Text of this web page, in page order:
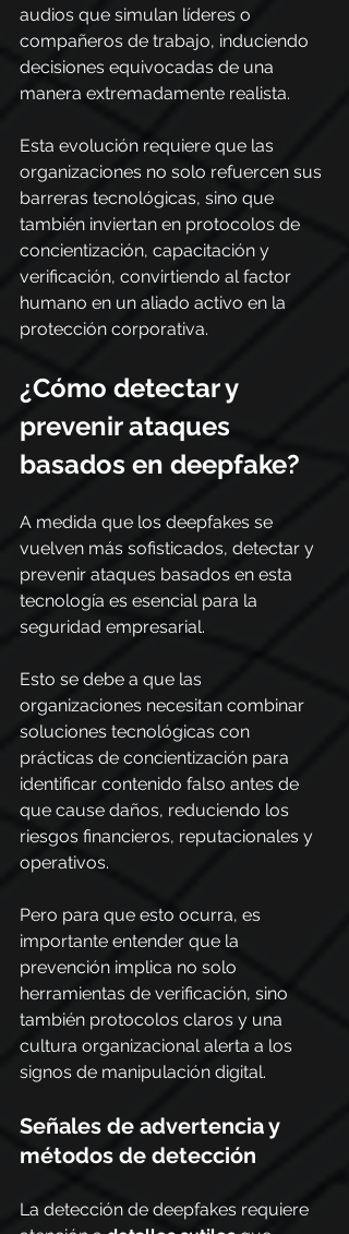
audios que simulan líderes o
compañeros de trabajo, induciendo
decisiones equivocadas de una
manera extremadamente realista.
Esta evolución requiere que las
organizaciones no solo refuercen sus
barreras tecnológicas, sino que
también inviertan en protocolos de
concientización, capacitación y
verificación, convirtiendo al factor
humano en un aliado activo en la
protección corporativa.
¿Cómo detectar y
prevenir ataques
basados en deepfake?
A medida que los deepfakes se
vuelven más sofisticados, detectar y
prevenir ataques basados en esta
tecnología es esencial para la
seguridad empresarial.
Esto se debe a que las
organizaciones necesitan combinar
soluciones tecnológicas con
prácticas de concientización para
identificar contenido falso antes de
que cause daños, reduciendo los
riesgos financieros, reputacionales y
operativos.
Pero para que esto ocurra, es
importante entender que la
prevención implica no solo
herramientas de verificación, sino
también protocolos claros y una
cultura organizacional alerta a los
signos de manipulación digital.
Señales de advertencia y
métodos de detección
La detección de deepfakes requiere